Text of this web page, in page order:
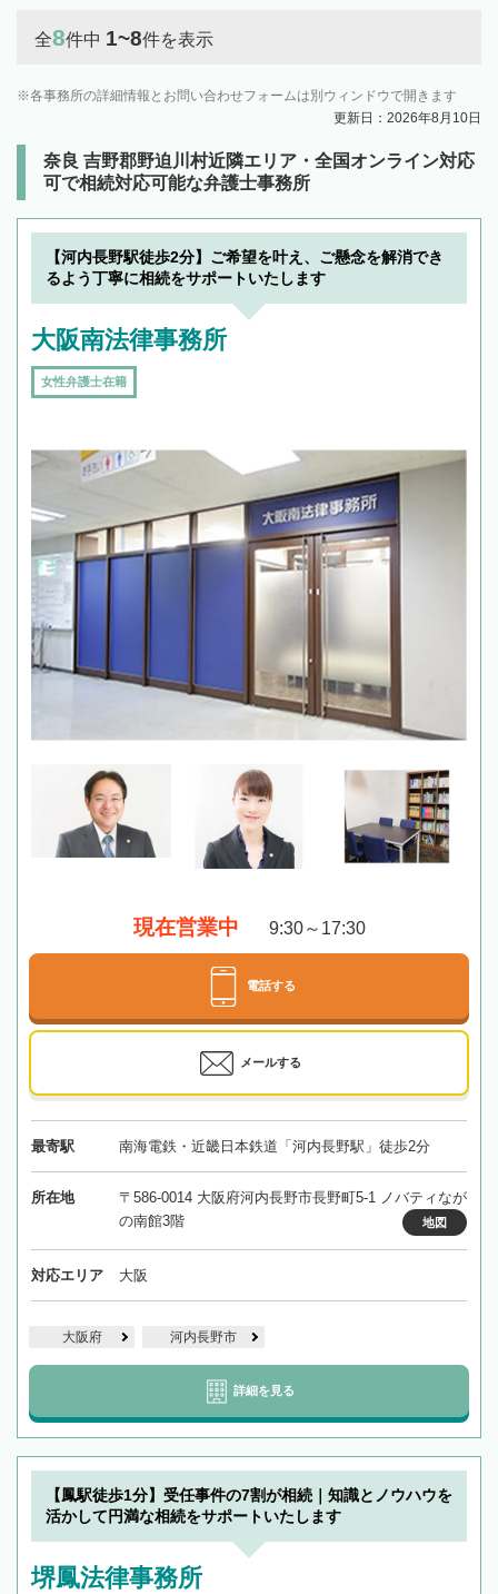
全8件中 1~8件を表示
各事務所の詳細情報とお問い合わせフォームは別ウィンドウで開きます
更新日：2026年8月10日
奈良 吉野郡野迫川村近隣エリア・全国オンライン対応
可で相続対応可能な弁護士事務所
【河内長野駅徒歩2分】ご希望を叶え、ご懸念を解消でき
るよう丁寧に相続をサポートいたします
大阪南法律事務所
女性弁護士在籍
現在営業中 9:30～17:30
電話する
メールする
最寄駅 南海電鉄・近畿日本鉄道「河内長野駅」徒歩2分
所在地
〒586-0014 大阪府河内長野市長野町5-1 ノバティなが
の南館3階
地図
対応エリア 大阪
大阪府 河内長野市
詳細を見る
【鳳駅徒歩1分】受任事件の7割が相続｜知識とノウハウを
活かして円満な相続をサポートいたします
堺鳳法律事務所